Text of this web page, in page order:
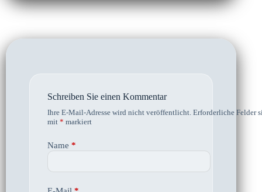
Schreiben Sie einen Kommentar
Ihre E-Mail-Adresse wird nicht veröffentlicht. Erforderliche Felder
mit * markiert
Name *